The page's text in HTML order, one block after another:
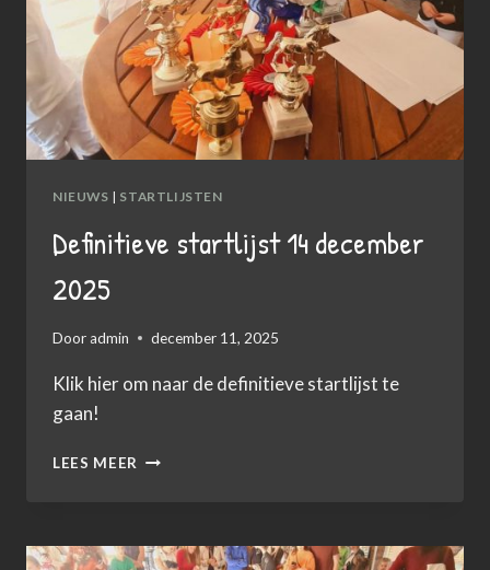
NIEUWS | STARTLIJSTEN
Definitieve startlijst 14 december
2025
Dooradmin december 11, 2025
Klik hier om naar de definitieve startlijst te
gaan!
LEES MEER DEFINITIEVE
2025